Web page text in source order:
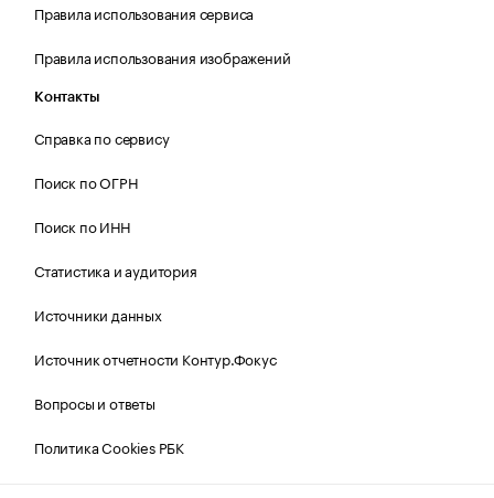
Правила использования сервиса
Правила использования изображений
Контакты
Справка по сервису
Поиск по ОГРН
Поиск по ИНН
Статистика и аудитория
Источники данных
Источник отчетности Контур.Фокус
Вопросы и ответы
Политика Cookies РБК